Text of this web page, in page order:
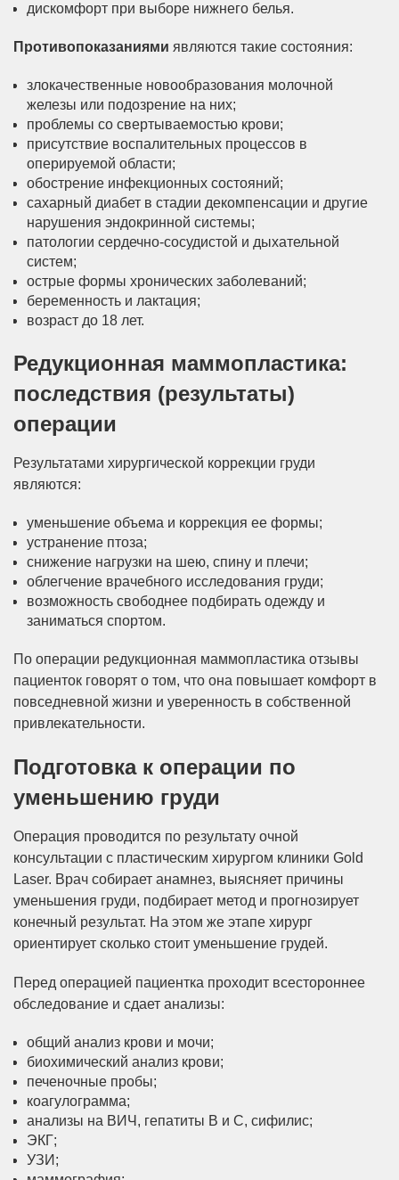
дискомфорт при выборе нижнего белья.
Противопоказаниями являются такие состояния:
злокачественные новообразования молочной
железы или подозрение на них;
проблемы со свертываемостью крови;
присутствие воспалительных процессов в
оперируемой области;
обострение инфекционных состояний;
сахарный диабет в стадии декомпенсации и другие
нарушения эндокринной системы;
патологии сердечно-сосудистой и дыхательной
систем;
острые формы хронических заболеваний;
беременность и лактация;
возраст до 18 лет.
Редукционная маммопластика:
последствия (результаты)
операции
Результатами хирургической коррекции груди
являются:
уменьшение объема и коррекция ее формы;
устранение птоза;
снижение нагрузки на шею, спину и плечи;
облегчение врачебного исследования груди;
возможность свободнее подбирать одежду и
заниматься спортом.
По операции редукционная маммопластика отзывы
пациенток говорят о том, что она повышает комфорт в
повседневной жизни и уверенность в собственной
привлекательности.
Подготовка к операции по
уменьшению груди
Операция проводится по результату очной
консультации с пластическим хирургом клиники Gold
Laser. Врач собирает анамнез, выясняет причины
уменьшения груди, подбирает метод и прогнозирует
конечный результат. На этом же этапе хирург
ориентирует сколько стоит уменьшение грудей.
Перед операцией пациентка проходит всестороннее
обследование и сдает анализы:
общий анализ крови и мочи;
биохимический анализ крови;
печеночные пробы;
коагулограмма;
анализы на ВИЧ, гепатиты B и C, сифилис;
ЭКГ;
УЗИ;